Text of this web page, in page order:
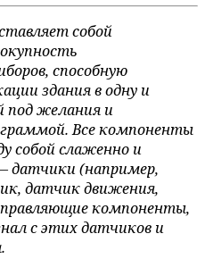
собой
способную
здания в одну и
под желания и
Все компоненты
собой слаженно и
датчики (например,
датчик движения,
компоненты,
с этих датчиков и